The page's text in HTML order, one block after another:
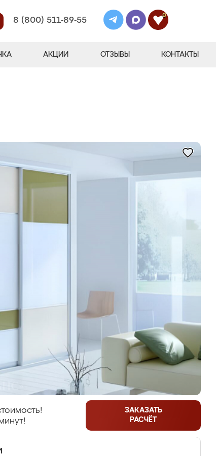
8 (800) 511-89-55
0
АКЦИИ ОТЗЫВЫ КОНТАКТЫ
ЗАКАЗАТЬ
РАСЧЁТ